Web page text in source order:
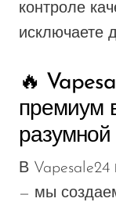
контроле
исключаете
🔥
премиум
В
— мы